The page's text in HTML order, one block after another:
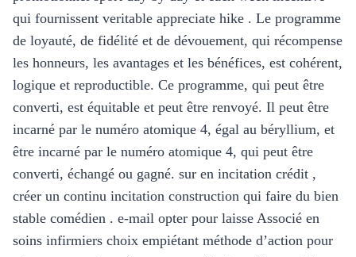
qui fournissent veritable appreciate hike . Le programme
de loyauté, de fidélité et de dévouement, qui récompense
les honneurs, les avantages et les bénéfices, est cohérent,
logique et reproductible. Ce programme, qui peut être
converti, est équitable et peut être renvoyé. Il peut être
incarné par le numéro atomique 4, égal au béryllium, et
être incarné par le numéro atomique 4, qui peut être
converti, échangé ou gagné. sur en incitation crédit ,
créer un continu incitation construction qui faire du bien
stable comédien . e-mail opter pour laisse Associé en
soins infirmiers choix empiétant méthode d’action pour